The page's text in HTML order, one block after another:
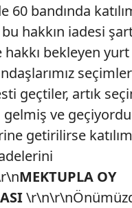
60 bandında
hakkın iadesi
hakkı bekleyen yurt
geçtiler, artık
gelmiş ve
getirilirse
MEKTUPLA OY